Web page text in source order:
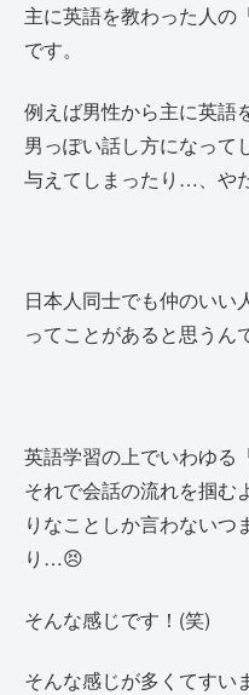
主に英語を教わった人の
です。
例えば男性から主に英語
男っぽい話し方になって
与えてしまったり…、や
日本人同士でも仲のいい
ってことがあると思うん
英語学習の上でいわゆる
それで会話の流れを掴む
りなことしか言わないつ
り…😣
そんな感じです！(笑)
そんな感じが多くてすい